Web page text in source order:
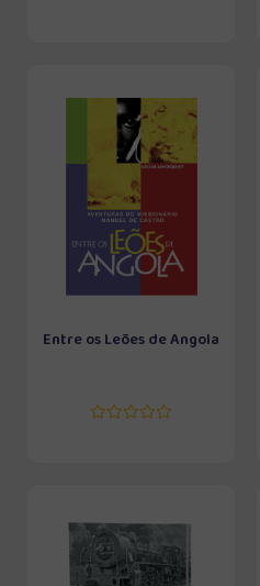
Entre os Leões de Angola